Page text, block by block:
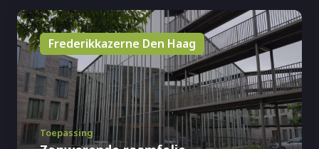
Frederikkazerne Den Haag
Toepassing